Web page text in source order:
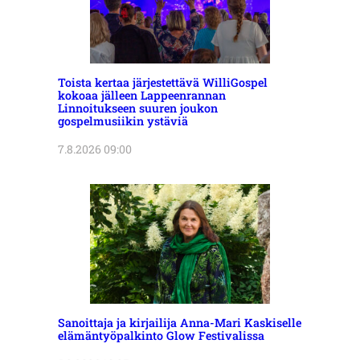
Toista kertaa järjestettävä WilliGospel
kokoaa jälleen Lappeenrannan
Linnoitukseen suuren joukon
gospelmusiikin ystäviä
7.8.2026 09:00
Sanoittaja ja kirjailija Anna-Mari Kaskiselle
elämäntyöpalkinto Glow Festivalissa